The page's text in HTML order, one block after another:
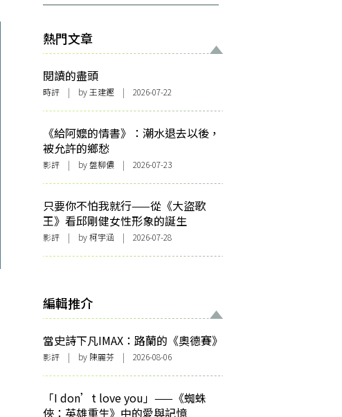
熱門文章
閱讀的盡頭
時評 | by 王建鏗 | 2026-07-22
《給阿嬤的情書》：潮水退去以後，
被允許的鄉愁
影評 | by 盤柳儂 | 2026-07-23
只要你不怕我就行——從《大盜歌
王》看邱剛健女性形象的誕生
影評 | by 柯宇涵 | 2026-07-28
編輯推介
當史詩下凡IMAX：路蘭的《奧德賽》
影評 | by 陳麗芬 | 2026-08-06
「I don’t love you」——《蜘蛛
俠：英雄重生》中的愛與記憶